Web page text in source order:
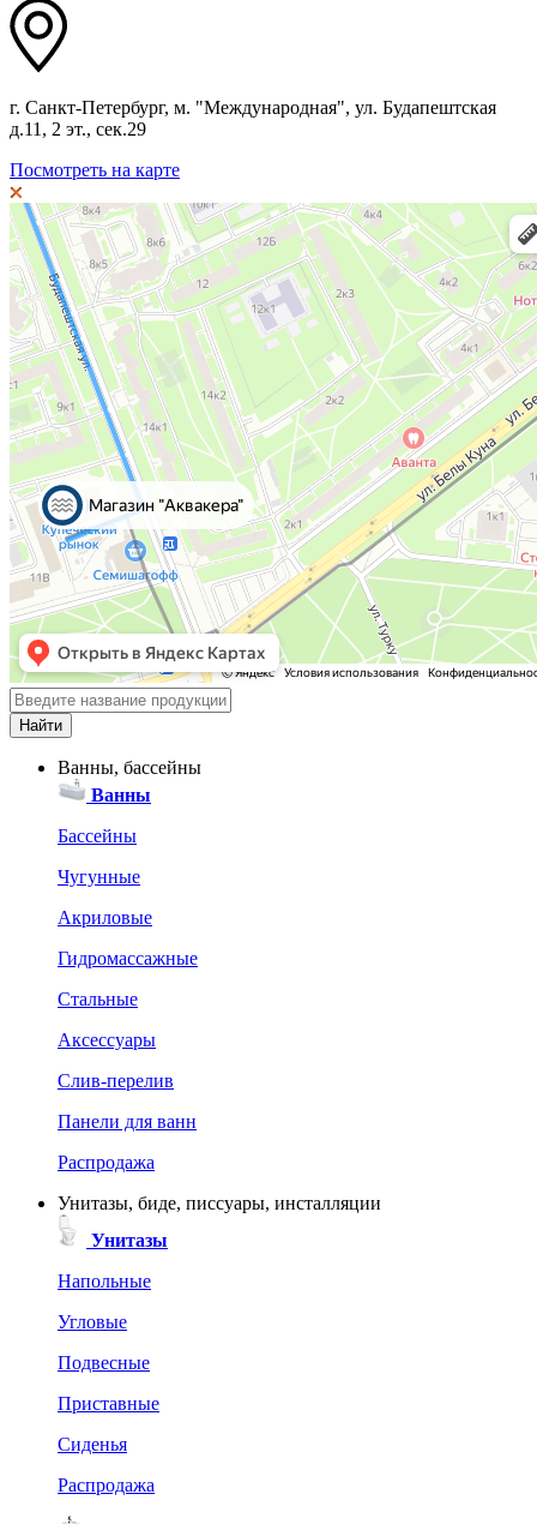
г. Санкт-Петербург, м. "Международная", ул. Будапештская
д.11, 2 эт., сек.29
Посмотреть на карте
Ванны, бассейны
Ванны
Бассейны
Чугунные
Акриловые
Гидромассажные
Стальные
Аксессуары
Слив-перелив
Панели для ванн
Распродажа
Унитазы, биде, писсуары, инсталляции
Унитазы
Напольные
Угловые
Подвесные
Приставные
Сиденья
Распродажа